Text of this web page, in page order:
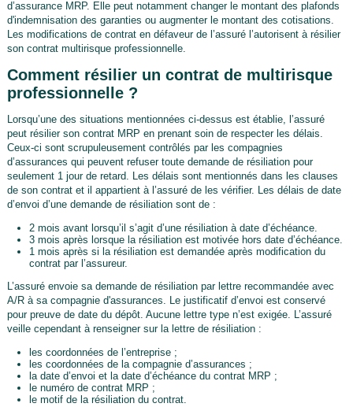
d’assurance MRP. Elle peut notamment changer le montant des plafonds
d'indemnisation des garanties ou augmenter le montant des cotisations.
Les modifications de contrat en défaveur de l’assuré l’autorisent à résilier
son contrat multirisque professionnelle.
Comment résilier un contrat de multirisque
professionnelle ?
Lorsqu’une des situations mentionnées ci-dessus est établie, l’assuré
peut résilier son contrat MRP en prenant soin de respecter les délais.
Ceux-ci sont scrupuleusement contrôlés par les compagnies
d’assurances qui peuvent refuser toute demande de résiliation pour
seulement 1 jour de retard. Les délais sont mentionnés dans les clauses
de son contrat et il appartient à l’assuré de les vérifier. Les délais de date
d’envoi d’une demande de résiliation sont de :
2 mois avant lorsqu’il s’agit d’une résiliation à date d’échéance.
3 mois après lorsque la résiliation est motivée hors date d’échéance.
1 mois après si la résiliation est demandée après modification du
contrat par l’assureur.
L’assuré envoie sa demande de résiliation par lettre recommandée avec
A/R à sa compagnie d'assurances. Le justificatif d’envoi est conservé
pour preuve de date du dépôt. Aucune lettre type n’est exigée. L’assuré
veille cependant à renseigner sur la lettre de résiliation :
les coordonnées de l’entreprise ;
les coordonnées de la compagnie d’assurances ;
la date d’envoi et la date d’échéance du contrat MRP ;
le numéro de contrat MRP ;
le motif de la résiliation du contrat.